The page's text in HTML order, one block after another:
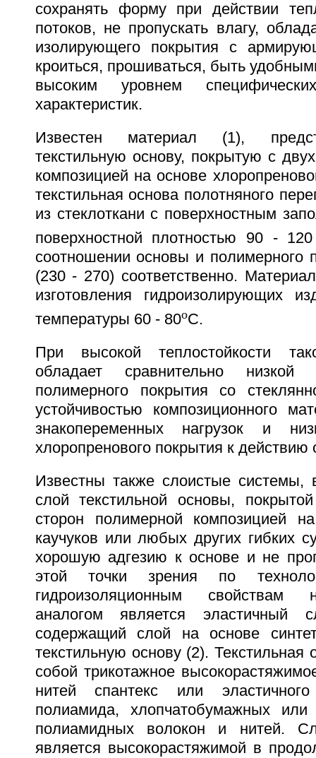
сохранять форму при действии
потоков, не пропускать влагу,
изолирующего покрытия с
кроиться, прошиваться, быть
высоким уровнем
характеристик.
Известен материал (1),
текстильную основу, покрытую с
композицией на основе
текстильная основа полотняного
из стеклоткани с поверхностным
поверхностной плотностью 90 -
соотношении основы и полимерного
(230 - 270) соответственно.
изготовления гидроизолирующих
температуры 60 - 80oC.
При высокой теплостойкости
обладает сравнительно низкой
полимерного покрытия со
устойчивостью композиционного
знакопеременных нагрузок и
хлоропренового покрытия к действию
Известны также слоистые
слой текстильной основы,
сторон полимерной композицией
каучуков или любых других гибких
хорошую адгезию к основе и не
этой точки зрения по
гидроизоляционным свойствам
аналогом является эластичный
содержащий слой на основе
текстильную основу (2). Текстильная
собой трикотажное
нитей спантекс или эластичного
полиамида, хлопчатобумажных
полиамидных волокон и нитей.
является высокорастяжимой в